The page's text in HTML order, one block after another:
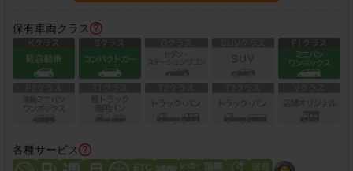
保有車両クラス
各種サービス